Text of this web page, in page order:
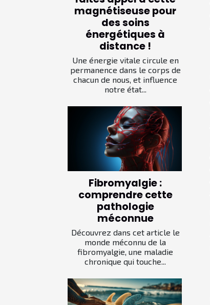
magnétiseuse pour
des soins
énergétiques à
distance !
Une énergie vitale circule en
permanence dans le corps de
chacun de nous, et influence
notre état...
Fibromyalgie :
comprendre cette
pathologie
méconnue
Découvrez dans cet article le
monde méconnu de la
fibromyalgie, une maladie
chronique qui touche...